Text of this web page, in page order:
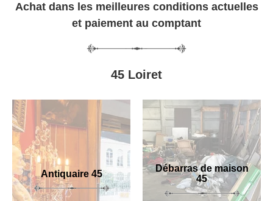
Achat dans les meilleures conditions actuelles
et paiement au comptant
45 Loiret
Antiquaire 45
Débarras de maison
45